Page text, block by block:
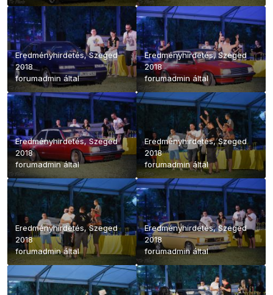
Eredményhirdetés, Szeged
2018
forumadmin által
Eredményhirdetés, Szeged
2018
forumadmináltal
Eredményhirdetés, Szeged
2018
forumadmináltal
Eredményhirdetés, Szeged
2018
forumadmináltal
Eredményhirdetés, Szeged
2018
forumadmináltal
Eredményhirdetés, Szeged
2018
forumadmináltal